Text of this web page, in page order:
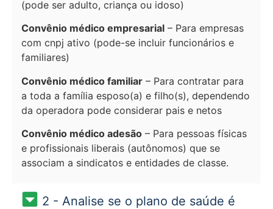
(pode ser adulto, criança ou idoso)
Convênio médico empresarial – Para empresas
com cnpj ativo (pode-se incluir funcionários e
familiares)
Convênio médico familiar – Para contratar para
a toda a família esposo(a) e filho(s), dependendo
da operadora pode considerar pais e netos
Convênio médico adesão – Para pessoas físicas
e profissionais liberais (autônomos) que se
associam a sindicatos e entidades de classe.
2 - Analise se o plano de saúde é